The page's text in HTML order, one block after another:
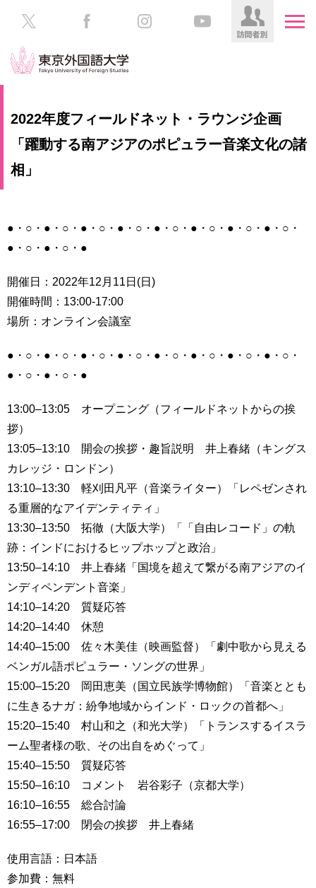
大
案
部・
大
院
教
育
研
社
連
携
入
情
報
を
す
お
問
い
わ
せ
交
ア
ク
セ
サ
イ
験
生
方
生
の
護
者
方
生
の
方
般・
地
域
方
教
職
専
用
2022年度フィールドネット・ラウンジ企画
「躍動する南アジアのポピュラー音楽文化の諸
相」
●・○・●・○・●・○・●・○・●・○・●・○・●・○・●・○・
●・○・●・○・●
開催日：2022年12月11日(日)
開催時間：13:00-17:00
場所：オンライン会議室
●・○・●・○・●・○・●・○・●・○・●・○・●・○・●・○・
●・○・●・○・●
13:00–13:05 オープニング（フィールドネットからの挨
拶）
13:05–13:10 開会の挨拶・趣旨説明 井上春緒（キングス
カレッジ・ロンドン）
13:10–13:30 軽刈田凡平（音楽ライター）「レペゼンされ
る重層的なアイデンティティ」
13:30–13:50 拓徹（大阪大学）「「自由レコード」の軌
跡：インドにおけるヒップホップと政治」
13:50–14:10 井上春緒「国境を超えて繋がる南アジアのイ
ンディペンデント音楽」
14:10–14:20 質疑応答
14:20–14:40 休憩
14:40–15:00 佐々木美佳（映画監督）「劇中歌から見える
ベンガル語ポピュラー・ソングの世界」
15:00–15:20 岡田恵美（国立民族学博物館）「音楽ととも
に生きるナガ：紛争地域からインド・ロックの首都へ」
15:20–15:40 村山和之（和光大学）「トランスするイスラ
ーム聖者様の歌、その出自をめぐって」
15:40–15:50 質疑応答
15:50–16:10 コメント 岩谷彩子（京都大学）
16:10–16:55 総合討論
16:55–17:00 閉会の挨拶 井上春緒
使用言語：日本語
参加費：無料